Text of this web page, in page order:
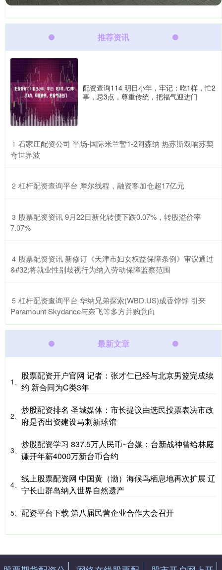
推荐资讯
配资查询114 明日小年，牢记：吃1样，忙2
事，忌3点，尊重传统，把福气迎进门
1 ​石家庄配资公司 半场-国际米兰暂1-2阿森纳 热苏斯双响苏契
奇世界波
2 ​杠杆配资查询平台 摩尔线程，融资客加仓超17亿元
3 ​股票配资资讯 9月22日新化转债下跌0.07%，转股溢价率
7.07%
4 ​股票配资资讯 新修订《天津市妇女权益保障条例》审议通过
&#32;将就业性别歧视行为纳入劳动保障监察范围
5 ​杠杆配资查询平台 华纳兄弟探索(WBD.US)成香饽饽 引来
Paramount Skydance与奈飞等多方并购意向
最新文章
1、
股票配资开户官网 记者：张才仁已经与北京男篮完成续
约 新合同为C类3年
2、
炒股配资排名 圣城媒体：市长提议由选民投票表决市政
府是否出资建设马刺新球馆
3、
炒股配资学习 837.5万人民币~台媒：台新战神曾给林庭
谦开年薪4000万新台币合约
4、
线上股票配资网 中国黄（渤）海候鸟栖息地再次扩展 辽
宁长山群岛纳入世界自然遗产
5、 配资平台下载 第八届民营企业合作大会召开